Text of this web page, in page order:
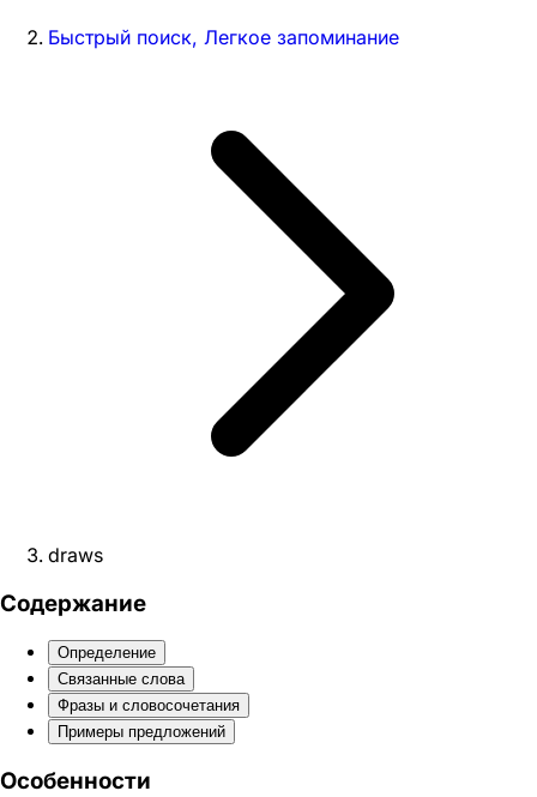
Быстрый поиск, Легкое запоминание
draws
Содержание
Определение
Связанные слова
Фразы и словосочетания
Примеры предложений
Особенности